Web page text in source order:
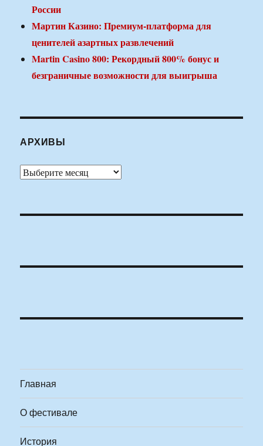
России
Мартин Казино: Премиум-платформа для
ценителей азартных развлечений
Martin Casino 800: Рекордный 800% бонус и
безграничные возможности для выигрыша
АРХИВЫ
Архивы
Главная
О фестивале
История